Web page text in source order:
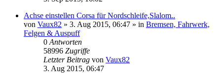
Achse einstellen Corsa für Nordschleife,Slalom..
von Vaux82 » 3. Aug 2015, 06:47 » in Bremsen, Fahrwerk,
Felgen & Auspuff
0 Antworten
58996 Zugriffe
Letzter Beitrag von Vaux82
3. Aug 2015, 06:47